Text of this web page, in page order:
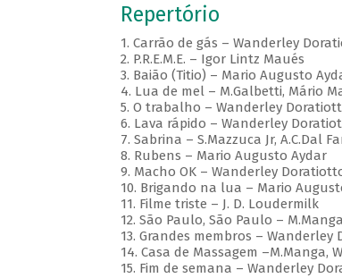
Repertório
1. Carrão de gás – Wanderley
2. P.R.E.M.E. – Igor Lintz Maués
3. Baião (Titio) – Mario Augusto
4. Lua de mel – M.Galbetti, Mário
5. O trabalho – Wanderley
6. Lava rápido – Wanderley
7. Sabrina – S.Mazzuca Jr, A.C.Dal
8. Rubens – Mario Augusto Aydar
9. Macho OK – Wanderley
10. Brigando na lua – Mario
11. Filme triste – J. D. Loudermilk
12. São Paulo, São Paulo –
13. Grandes membros – Wanderley
14. Casa de Massagem –M.Manga,
15. Fim de semana – Wanderley